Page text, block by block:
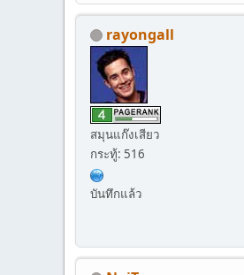
rayongall
สมุนแก๊งเสียว
กระทู้: 516
บันทึกแล้ว